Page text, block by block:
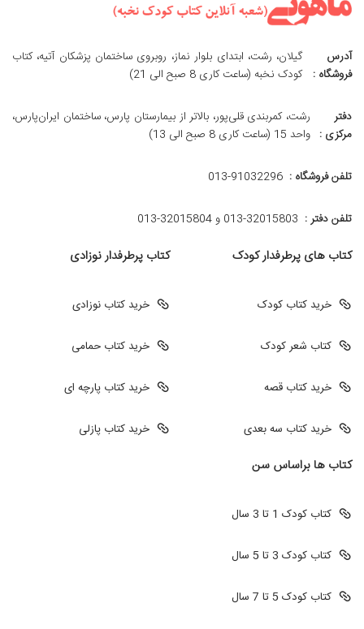
آدرس
فروشگاه :
گیلان، رشت، ابتدای بلوار نماز، روبروی ساختمان پزشکان آتیه، کتاب
کودک نخبه (ساعت کاری 8 صبح الی 21)
دفتر
مرکزی :
رشت، کمربندی قلی‌پور، بالاتر از بیمارستان پارس، ساختمان ایران‌پارس،
واحد 15 (ساعت کاری 8 صبح الی 13)
تلفن فروشگاه : 013-91032296
تلفن دفتر : 013-32015803 و 32015804-013
کتاب های پرطرفدار کودک
خرید کتاب کودک
کتاب شعر کودک
خرید کتاب قصه
خرید کتاب سه بعدی
کتاب پرطرفدار نوزادی
خرید کتاب نوزادی
خرید کتاب حمامی
خرید کتاب پارچه ای
خرید کتاب پازلی
کتاب ها براساس سن
کتاب کودک 1 تا 3 سال
کتاب کودک 3 تا 5 سال
کتاب کودک 5 تا 7 سال